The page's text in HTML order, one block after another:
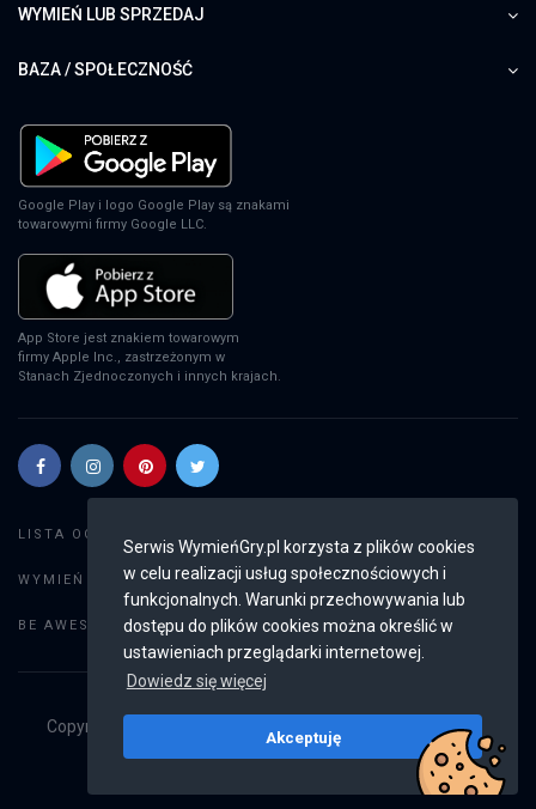
Serwis WymieńGry.pl korzysta z plików cookies
w celu realizacji usług społecznościowych i
funkcjonalnych. Warunki przechowywania lub
dostępu do plików cookies można określić w
ustawieniach przeglądarki internetowej.
Dowiedz się więcej
Akceptuję
WYMIEŃ LUB SPRZEDAJ
BAZA / SPOŁECZNOŚĆ
Google Play i logo Google Play są znakami
towarowymi firmy Google LLC.
App Store jest znakiem towarowym
firmy Apple Inc., zastrzeżonym w
Stanach Zjednoczonych i innych krajach.
LISTA OGŁOSZEŃ:
WYMIEŃ GRY: Dodaj ogłoszenie
BE AWESOME: Weryfikacja konta
Copyright © 2019 - 2026
Wszystkie prawa
v2.8.2